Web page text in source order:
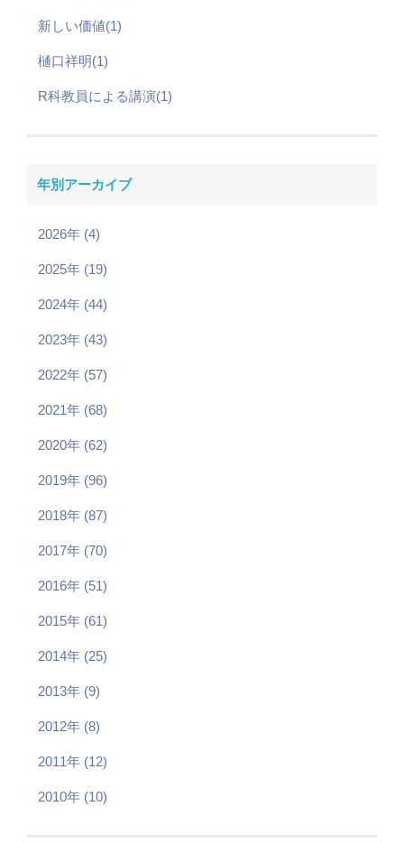
新しい価値(1)
樋口祥明(1)
R科教員による講演(1)
年別アーカイブ
2026年 (4)
2025年 (19)
2024年 (44)
2023年 (43)
2022年 (57)
2021年 (68)
2020年 (62)
2019年 (96)
2018年 (87)
2017年 (70)
2016年 (51)
2015年 (61)
2014年 (25)
2013年 (9)
2012年 (8)
2011年 (12)
2010年 (10)